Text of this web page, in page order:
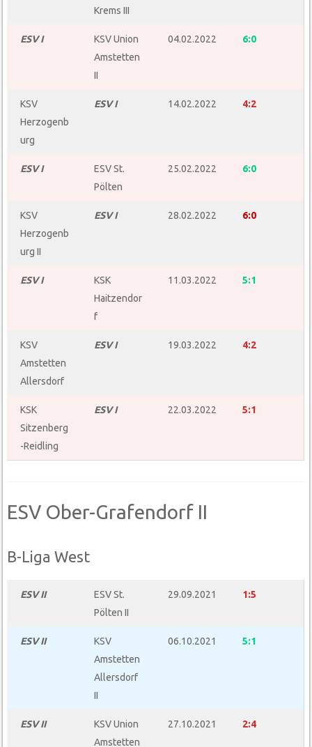
Krems III
ESV I
KSV Union
Amstetten
II
04.02.2022 6:0
KSV
Herzogenb
urg
ESV I 14.02.2022 4:2
ESV I
ESV St.
Pölten
25.02.2022 6:0
KSV
Herzogenb
urg II
ESV I 28.02.2022 6:0
ESV I
KSK
Haitzendor
f
11.03.2022 5:1
KSV
Amstetten
Allersdorf
ESV I 19.03.2022 4:2
KSK
Sitzenberg
-Reidling
ESV I 22.03.2022 5:1
ESV Ober-Grafendorf II
B-Liga West
ESVII
ESV St.
Pölten II
29.09.2021 1:5
ESVII
KSV
Amstetten
Allersdorf
II
06.10.2021 5:1
ESVII
KSV Union
Amstetten
27.10.2021 2:4